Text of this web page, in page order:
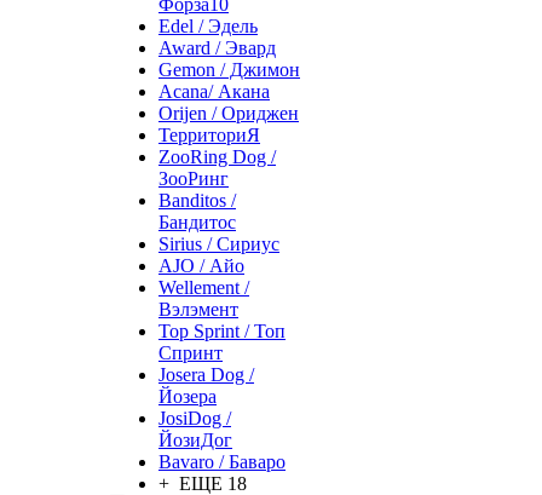
Форза10
Edel / Эдель
Award / Эвард
Gemon / Джимон
Acana/ Акана
Orijen / Ориджен
ТерриториЯ
ZooRing Dog /
ЗооРинг
Banditos /
Бандитос
Sirius / Сириус
AJO / Айо
Wellement /
Вэлэмент
Top Sprint / Топ
Спринт
Josera Dog /
Йозера
JosiDog /
ЙозиДог
Bavaro / Баваро
+ ЕЩЕ 18